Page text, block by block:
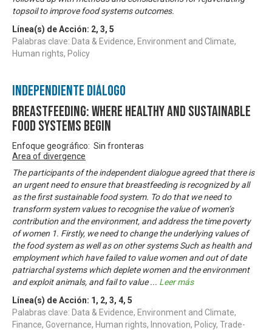
topsoil to improve food systems outcomes.
Línea(s) de Acción: 2, 3, 5
Palabras clave: Data & Evidence, Environment and Climate,
Human rights, Policy
Independiente Diálogo
Breastfeeding: where healthy and sustainable
food systems begin
Enfoque geográfico: Sin fronteras
Area of divergence
The participants of the independent dialogue agreed that there is
an urgent need to ensure that breastfeeding is recognized by all
as the first sustainable food system. To do that we need to
transform system values to recognise the value of women’s
contribution and the environment, and address the time poverty
of women 1. Firstly, we need to change the underlying values of
the food system as well as on other systems Such as health and
employment which have failed to value women and out of date
patriarchal systems which deplete women and the environment
and exploit animals, and fail to value... Leer más
Línea(s) de Acción: 1 , 2, 3, 4, 5
Palabras clave: Data & Evidence, Environment and Climate,
Finance, Governance, Human rights, Innovation, Policy, Trade-